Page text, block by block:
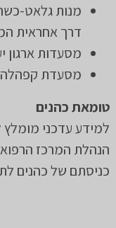
מנות גלאט-
דרך אחראית
מסעדות ארגון
מסעדת קפהלה
טומאת כהנים
למידע עדכני מומלץ
הנהלת המרכז
כניסתם של כהנים